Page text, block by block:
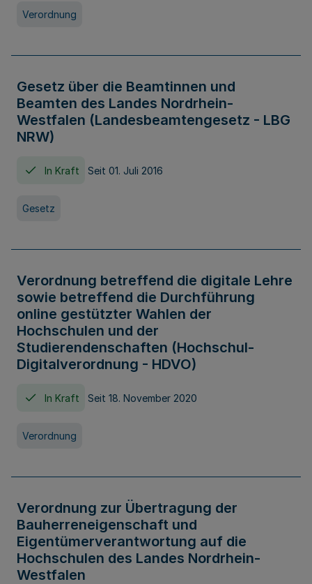
Verordnung
Gesetz über die Beamtinnen und
Beamten des Landes Nordrhein-
Westfalen (Landesbeamtengesetz - LBG
NRW)
In Kraft Seit 01. Juli 2016
Gesetz
Verordnung betreffend die digitale Lehre
sowie betreffend die Durchführung
online gestützter Wahlen der
Hochschulen und der
Studierendenschaften (Hochschul-
Digitalverordnung - HDVO)
In Kraft Seit 18. November 2020
Verordnung
Verordnung zur Übertragung der
Bauherreneigenschaft und
Eigentümerverantwortung auf die
Hochschulen des Landes Nordrhein-
Westfalen